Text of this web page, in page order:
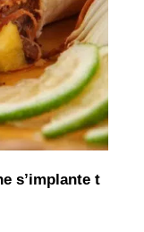
s’implante t